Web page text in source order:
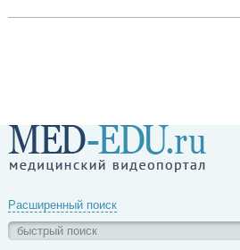
Расширенный поиск